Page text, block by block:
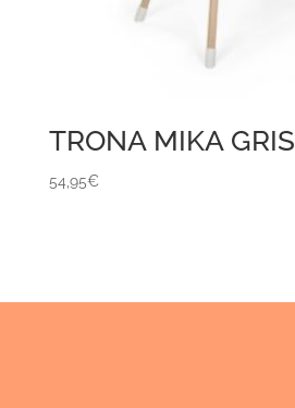
TRONA MIKA GRIS
54,95€